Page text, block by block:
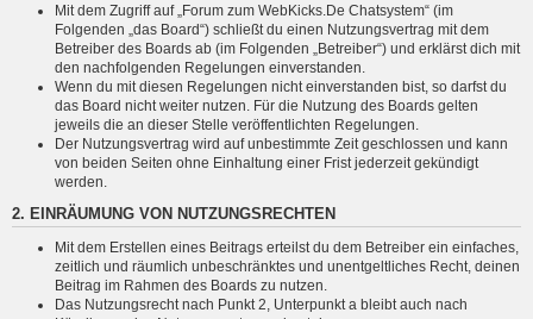
Mit dem Zugriff auf „Forum zum WebKicks.De Chatsystem“ (im
Folgenden „das Board“) schließt du einen Nutzungsvertrag mit dem
Betreiber des Boards ab (im Folgenden „Betreiber“) und erklärst dich mit
den nachfolgenden Regelungen einverstanden.
Wenn du mit diesen Regelungen nicht einverstanden bist, so darfst du
das Board nicht weiter nutzen. Für die Nutzung des Boards gelten
jeweils die an dieser Stelle veröffentlichten Regelungen.
Der Nutzungsvertrag wird auf unbestimmte Zeit geschlossen und kann
von beiden Seiten ohne Einhaltung einer Frist jederzeit gekündigt
werden.
2. EINRÄUMUNG VON NUTZUNGSRECHTEN
Mit dem Erstellen eines Beitrags erteilst du dem Betreiber ein einfaches,
zeitlich und räumlich unbeschränktes und unentgeltliches Recht, deinen
Beitrag im Rahmen des Boards zu nutzen.
Das Nutzungsrecht nach Punkt 2, Unterpunkt a bleibt auch nach